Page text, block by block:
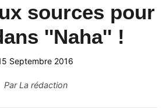
sources pour
''Naha'' !
Septembre 2016
ParLa rédaction